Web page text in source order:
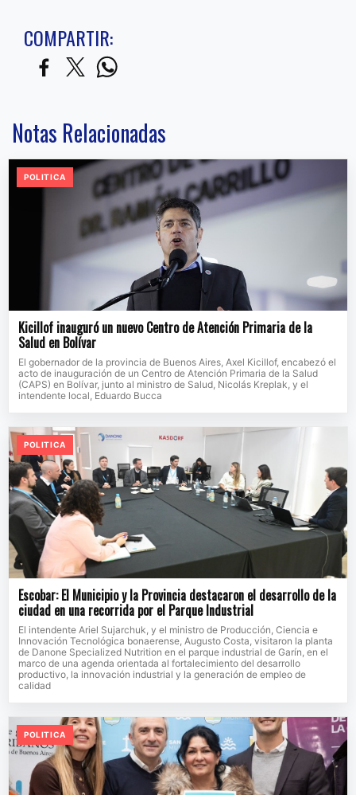
COMPARTIR:
Notas Relacionadas
POLITICA
Kicillof inauguró un nuevo Centro de Atención Primaria de la
Salud en Bolívar
El gobernador de la provincia de Buenos Aires, Axel Kicillof, encabezó el
acto de inauguración de un Centro de Atención Primaria de la Salud
(CAPS) en Bolívar, junto al ministro de Salud, Nicolás Kreplak, y el
intendente local, Eduardo Bucca
POLITICA
Escobar: El Municipio y la Provincia destacaron el desarrollo de la
ciudad en una recorrida por el Parque Industrial
El intendente Ariel Sujarchuk, y el ministro de Producción, Ciencia e
Innovación Tecnológica bonaerense, Augusto Costa, visitaron la planta
de Danone Specialized Nutrition en el parque industrial de Garín, en el
marco de una agenda orientada al fortalecimiento del desarrollo
productivo, la innovación industrial y la generación de empleo de
calidad
POLITICA